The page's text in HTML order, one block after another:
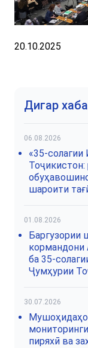
20.10.2025
Дигар
06.08.2026
«35-
шароити
01.08.2026
Баргузории
кормандони
ба 35-
Ҷумҳурии
30.07.2026
пиряхӣ ва